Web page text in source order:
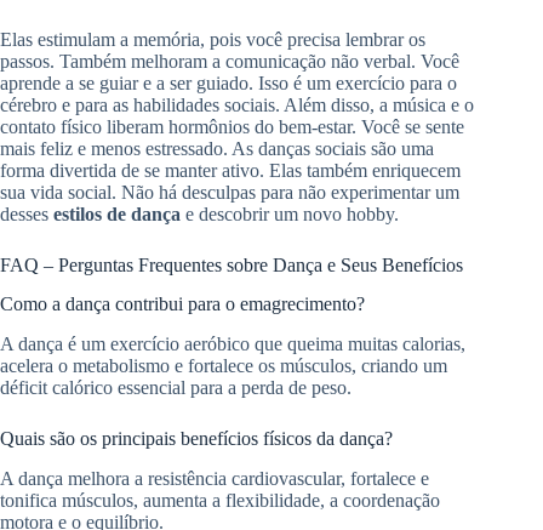
Elas estimulam a memória, pois você precisa lembrar os
passos. Também melhoram a comunicação não verbal. Você
aprende a se guiar e a ser guiado. Isso é um exercício para o
cérebro e para as habilidades sociais. Além disso, a música e o
contato físico liberam hormônios do bem-estar. Você se sente
mais feliz e menos estressado. As danças sociais são uma
forma divertida de se manter ativo. Elas também enriquecem
sua vida social. Não há desculpas para não experimentar um
desses estilos de dança e descobrir um novo hobby.
FAQ – Perguntas Frequentes sobre Dança e Seus Benefícios
Como a dança contribui para o emagrecimento?
A dança é um exercício aeróbico que queima muitas calorias,
acelera o metabolismo e fortalece os músculos, criando um
déficit calórico essencial para a perda de peso.
Quais são os principais benefícios físicos da dança?
A dança melhora a resistência cardiovascular, fortalece e
tonifica músculos, aumenta a flexibilidade, a coordenação
motora e o equilíbrio.